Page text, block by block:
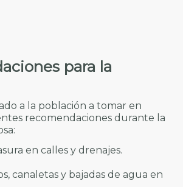
para la
a la población a tomar en
recomendaciones durante la
en calles y drenajes.
canaletas y bajadas de agua en